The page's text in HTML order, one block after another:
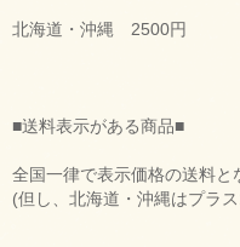
北海道・沖縄 2500円
■送料表示がある商品■
全国一律で表示価格の送料と
(但し、北海道・沖縄はプラ